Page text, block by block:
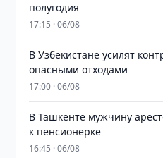
полугодия
17:15 · 06/08
В Узбекистане усилят
опасными отходами
17:00 · 06/08
В Ташкенте мужчину
к пенсионерке
16:45 · 06/08